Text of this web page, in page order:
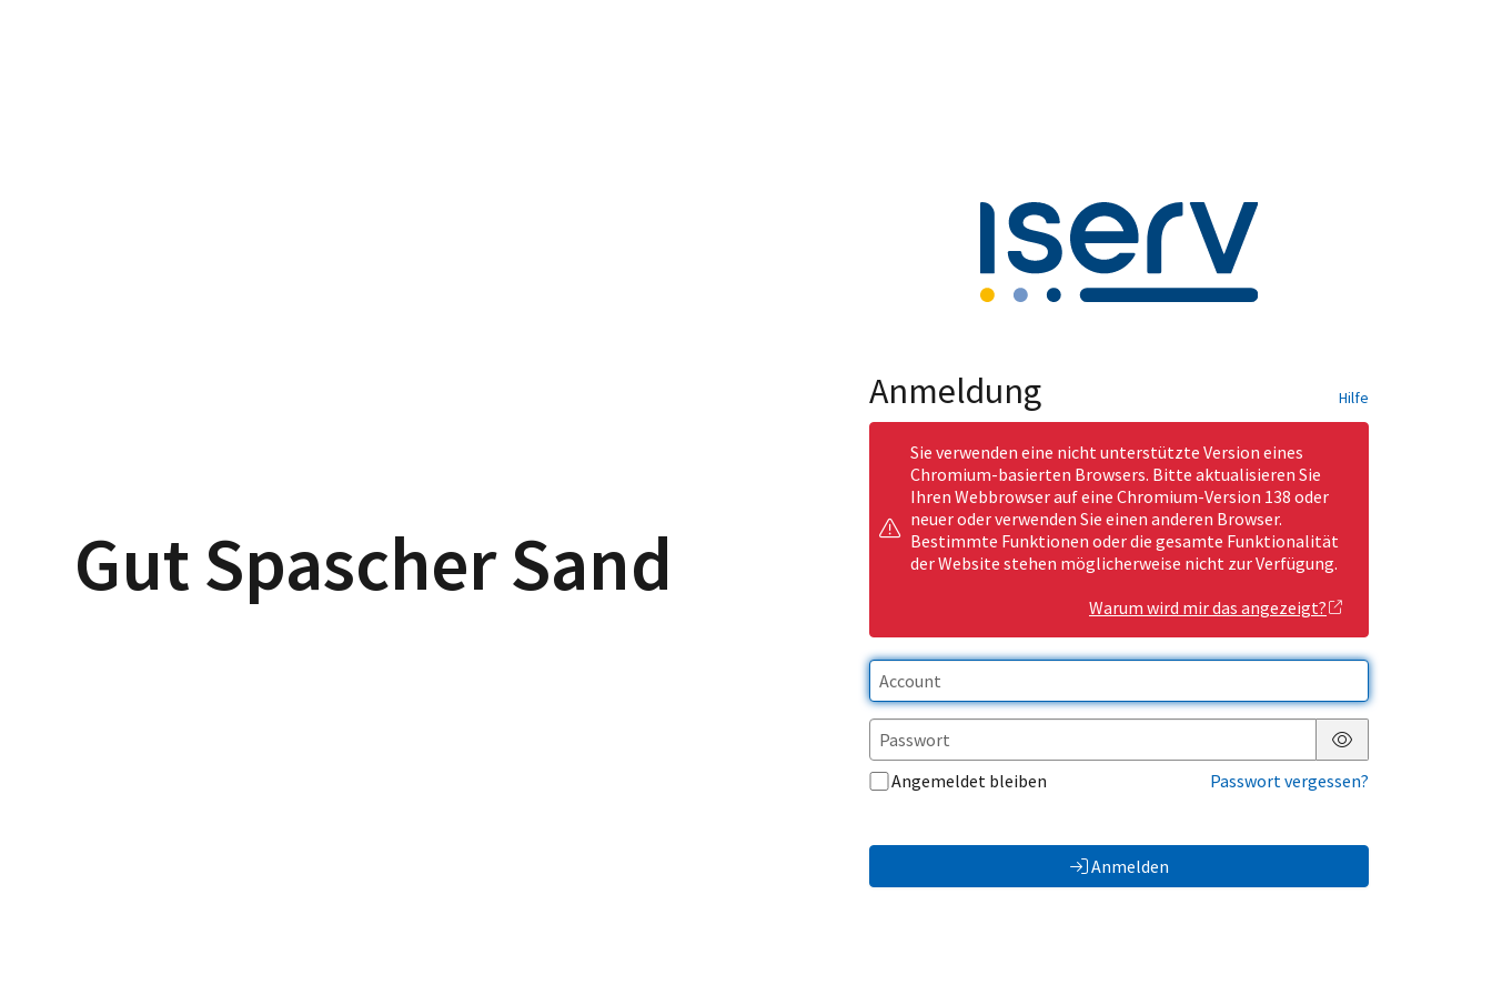
Gut Spascher Sand
Anmeldung Hilfe
Sie verwenden eine nicht unterstützte Version eines
Chromium-basierten Browsers. Bitte aktualisieren Sie
Ihren Webbrowser auf eine Chromium-Version 138 oder
neuer oder verwenden Sie einen anderen Browser.
Bestimmte Funktionen oder die gesamte Funktionalität
der Website stehen möglicherweise nicht zur Verfügung.
Warum wird mir das angezeigt?
Passwort anzeigen
Angemeldet bleiben
Passwort vergessen?
Anmelden